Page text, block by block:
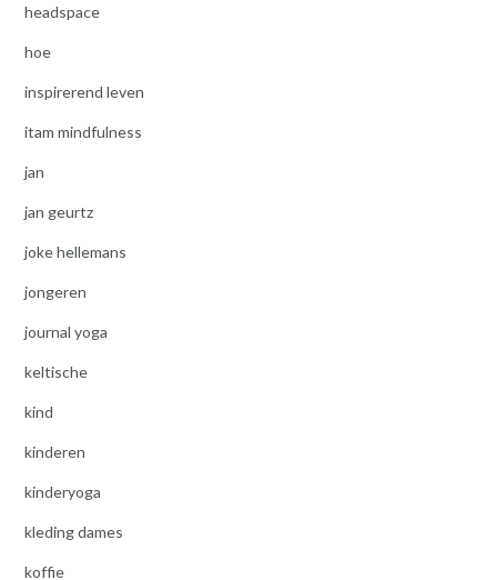
headspace
hoe
inspirerend leven
itam mindfulness
jan
jan geurtz
joke hellemans
jongeren
journal yoga
keltische
kind
kinderen
kinderyoga
kleding dames
koffie